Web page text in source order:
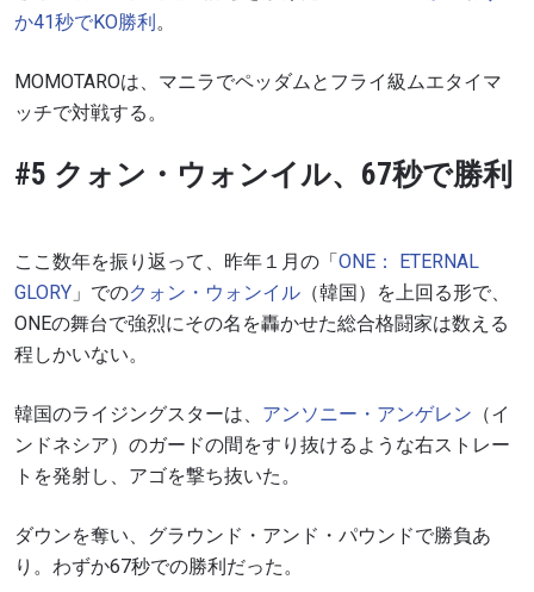
か41秒でKO勝利 。
MOMOTAROは、マニラでペッダムとフライ級ムエタイマ
ッチで対戦する。
#5 クォン・ウォンイル、 67秒で勝利
ここ数年を振り返って、昨年１月の「ONE ：
ETERNAL
GLORY 」でのクォン・ ウォンイル （韓国）を上回る形で、
ONEの舞台で強烈にその名を轟かせた総合格闘家は数える
程しかいない。
韓国のライジングスターは、 アンソニー・ アンゲレン （イ
ンドネシア）のガードの間をすり抜けるような右ストレー
トを発射し、アゴを撃ち抜いた。
ダウンを奪い、グラウンド・アンド・パウンドで勝負あ
り。わずか67秒での勝利だった。